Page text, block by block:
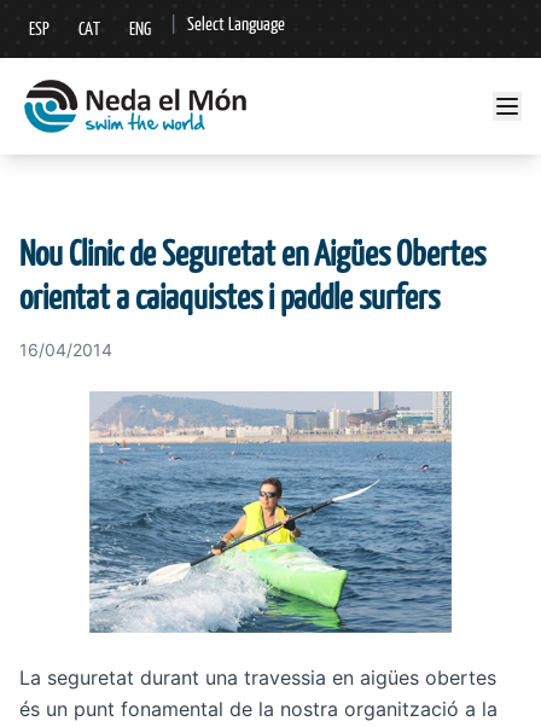
ESP CAT ENG Select Language
▼
Nou Clinic de Seguretat en Aigües Obertes
orientat a caiaquistes i paddle surfers
16/04/2014
La seguretat durant una travessia en aigües obertes
és un punt fonamental de la nostra organització a la